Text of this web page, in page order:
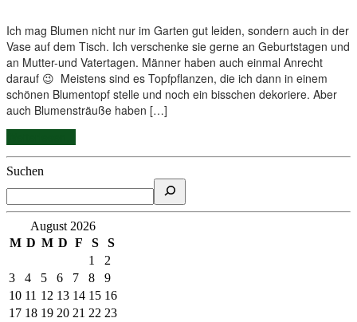
Ich mag Blumen nicht nur im Garten gut leiden, sondern auch in der
Vase auf dem Tisch. Ich verschenke sie gerne an Geburtstagen und
an Mutter-und Vatertagen. Männer haben auch einmal Anrecht
darauf 😉 Meistens sind es Topfpflanzen, die ich dann in einem
schönen Blumentopf stelle und noch ein bisschen dekoriere. Aber
auch Blumensträuße haben […]
Suchen
August 2026
M D M D F S
S
1
2
3
4 5 6 7 8
9
10 11 12 13 14 15 16
17 18 19 20 21 22 23